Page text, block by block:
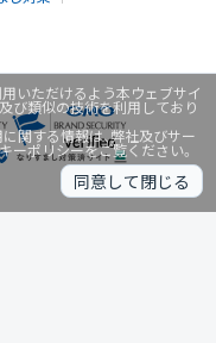
いただけるよう本ウェブサイ
及び類似の技術を利用しており
関する情報は、弊社及びサー
ーポリシーをご覧ください。
同意して閉じる